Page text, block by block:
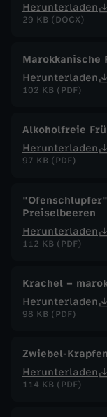
Herunterladen
29 KB (DOCX)
Marokkanische
Herunterladen
102 KB (PDF)
Alkoholfreie
Herunterladen
97 KB (PDF)
Preiselbeeren
Herunterladen
112 KB (PDF)
Krachel –
Herunterladen
98 KB (PDF)
Zwiebel-
Herunterladen
114 KB (PDF)